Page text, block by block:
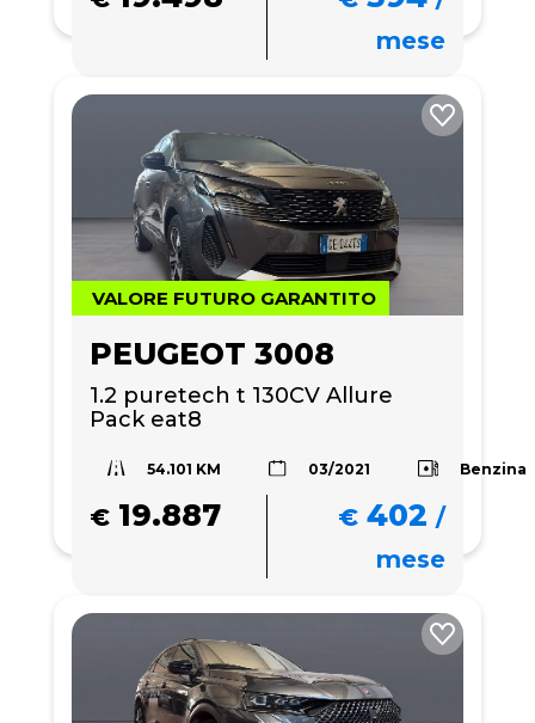
mese
VALORE FUTURO GARANTITO
PEUGEOT 3008
1.2 puretech t 130CV Allure
Pack eat8
54.101 KM 03/2021 Benzina
€ 19.887 € 402 /
mese